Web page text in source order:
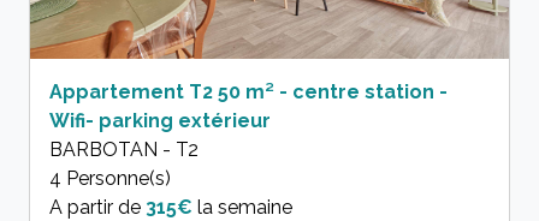
Appartement T2 50 m² - centre station -
Wifi- parking extérieur
BARBOTAN - T2
4 Personne(s)
A partir de 315€ la semaine